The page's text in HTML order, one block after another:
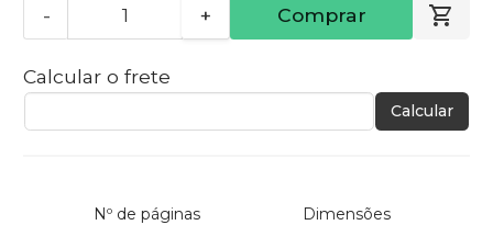
- + Comprar
Calcular o frete
Calcular
Nº de páginas Dimensões